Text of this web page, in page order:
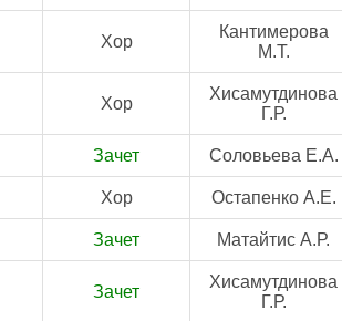
Хор
Кантимерова
М.Т.
Хор
Хисамутдинова
Г.Р.
Зачет Соловьева Е.А.
Хор Остапенко А.Е.
Зачет Матайтис А.Р.
Зачет
Хисамутдинова
Г.Р.